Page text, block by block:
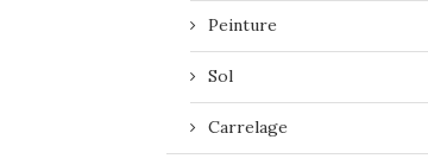
Peinture
Sol
Carrelage